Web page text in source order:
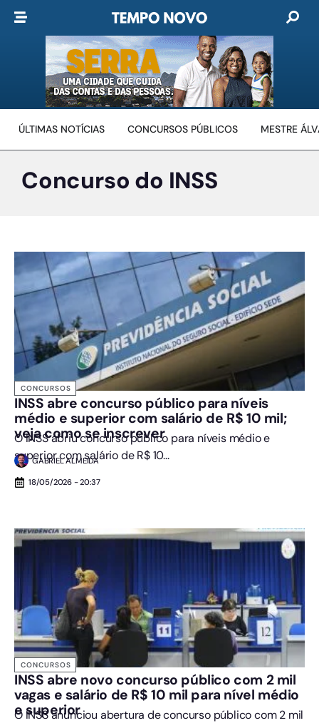
ÚLTIMAS NOTÍCIAS CONCURSOS PÚBLICOS MESTRE
Concurso do INSS
CONCURSOS
INSS abre concurso público para níveis
médio e superior com salário de R$ 10 mil;
veja como se inscrever
O INSS abriu concurso público para níveis médio e
superior com salário de R$ 10...
GABRIEL ALMEIDA
18/05/2026 - 20:37
CONCURSOS
INSS abre novo concurso público com 2 mil
vagas e salário de R$ 10 mil para nível médio
e superior
O INSS anunciou abertura de concurso público com 2 mil